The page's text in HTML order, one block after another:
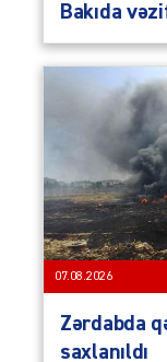
Bakıda
07.08.2026
Zərdabda
saxlanıldı